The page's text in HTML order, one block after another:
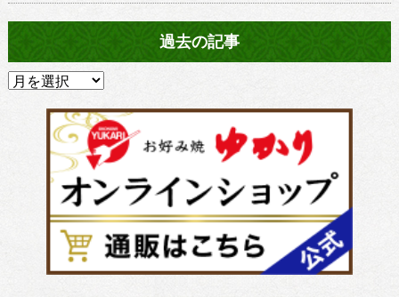
過去の記事
過